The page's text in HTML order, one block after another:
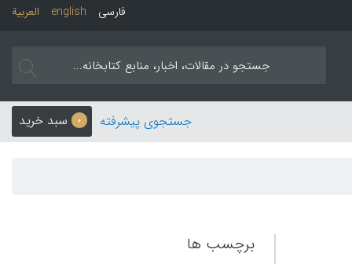
العربیة english فارسی
0 سبد خرید جستجوی پیشرفته
برچسب ها